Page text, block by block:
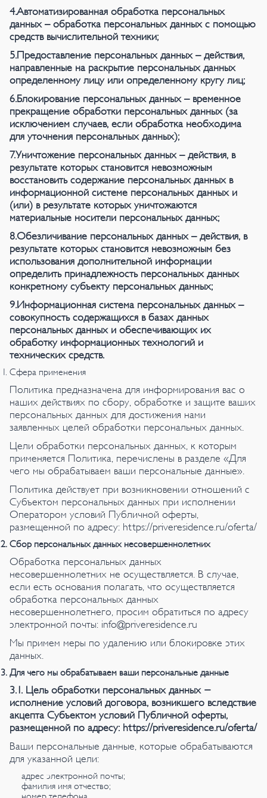
4.Автоматизированная обработка персональных
данных – обработка персональных данных с помощью
средств вычислительной техники;
5.Предоставление персональных данных – действия,
направленные на раскрытие персональных данных
определенному лицу или определенному кругу лиц;
6.Блокирование персональных данных – временное
прекращение обработки персональных данных (за
исключением случаев, если обработка необходима
для уточнения персональных данных);
7.Уничтожение персональных данных – действия, в
результате которых становится невозможным
восстановить содержание персональных данных в
информационной системе персональных данных и
(или) в результате которых уничтожаются
материальные носители персональных данных;
8.Обезличивание персональных данных – действия, в
результате которых становится невозможным без
использования дополнительной информации
определить принадлежность персональных данных
конкретному субъекту персональных данных;
9.Информационная система персональных данных –
совокупность содержащихся в базах данных
персональных данных и обеспечивающих их
обработку информационных технологий и
технических средств.
Сфера применения
Политика предназначена для информирования вас о
наших действиях по сбору, обработке и защите ваших
персональных данных для достижения нами
заявленных целей обработки персональных данных.
Цели обработки персональных данных, к которым
применяется Политика, перечислены в разделе «Для
чего мы обрабатываем ваши персональные данные».
Политика действует при возникновении отношений с
Субъектом персональных данных при исполнении
Оператором условий Публичной оферты,
размещенной по адресу: https://priveresidence.ru/oferta/
Сбор персональных данных несовершеннолетних
Обработка персональных данных
несовершеннолетних не осуществляется. В случае,
если есть основания полагать, что осуществляется
обработка персональных данных
несовершеннолетнего, просим обратиться по адресу
электронной почты: info@priveresidence.ru
Мы примем меры по удалению или блокировке этих
данных.
Для чего мы обрабатываем ваши персональные данные
3.1. Цель обработки персональных данных -
исполнение условий договора, возникшего вследствие
акцепта Субъектом условий Публичной оферты,
размещенной по адресу: https://priveresidence.ru/oferta/
Ваши персональные данные, которые обрабатываются
для указанной цели:
адрес электронной почты;
фамилия имя отчество;